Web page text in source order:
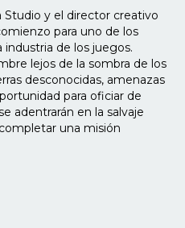
Studio y el director creativo
para uno de los
de los juegos.
lejos de la sombra de los
desconocidas, amenazas
para oficiar de
adentrarán en la salvaje
una misión